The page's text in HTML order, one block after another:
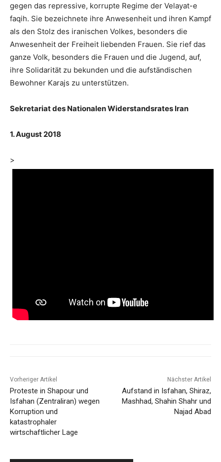
gegen das repressive, korrupte Regime der Velayat-e
faqih. Sie bezeichnete ihre Anwesenheit und ihren Kampf
als den Stolz des iranischen Volkes, besonders die
Anwesenheit der Freiheit liebenden Frauen. Sie rief das
ganze Volk, besonders die Frauen und die Jugend, auf,
ihre Solidarität zu bekunden und die aufständischen
Bewohner Karajs zu unterstützen.
Sekretariat des Nationalen Widerstandsrates Iran
1. August 2018
>
Vorheriger Artikel
Proteste in Shapour und
Isfahan (Zentraliran) wegen
Korruption und
katastrophaler
wirtschaftlicher Lage
Nächster Artikel
Aufstand in Isfahan, Shiraz,
Mashhad, Shahin Shahr und
Najad Abad